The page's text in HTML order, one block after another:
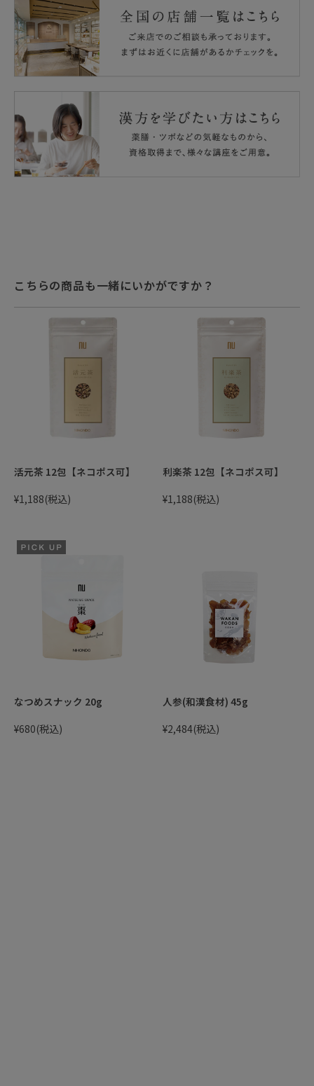
通院・入院中・服薬中の方や妊娠・授乳中の方は、ご使用
になる前に医師または薬剤師にご相談ください。
本品は原材料の特性上、カプセル内の色調が季節等により
若干の色・性状の変化がみられますが、品質には問題あり
ません。
こちらの商品も一緒にいかがですか？
活元茶 12包【ネコポス可】
¥1,188(税込)
利楽茶 12包【ネコポス可】
¥1,188(税込)
なつめスナック 20g
¥680(税込)
人参(和漢食材) 45g
¥2,484(税込)